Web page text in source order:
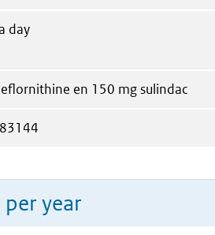
day
en 150 mg sulindac
year